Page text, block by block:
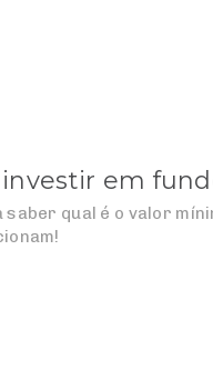
em
qual é o valor